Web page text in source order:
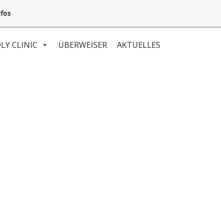
CLINIC ÜBERWEISER
AKTUELLES